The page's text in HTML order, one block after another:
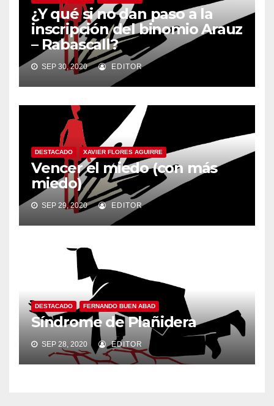
¿Y qué si no dan paso a la
inscripción del binomio Arauz
– Rabascall?
SEP 30, 2020 EDITOR
DESTACADO XAVIER FLORES AGUIRRE
Vencer el miedo (con más
miedo)
SEP 29, 2020 EDITOR
DESTACADO FERNANDO BUEN ABAD
Síndrome de Plañidera
SEP 28, 2020 EDITOR